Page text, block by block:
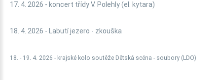
17. 4. 2026 - koncert třídy V. Polehly (el. kytara)
18. 4. 2026 - Labutí jezero - zkouška
18. - 19. 4. 2026 - krajské kolo soutěže Dětská scéna - soubory (LDO)